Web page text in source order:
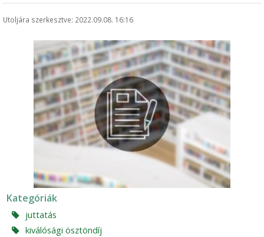
Utoljára szerkesztve: 2022.09.08. 16:16
Kategóriák
juttatás
kiválósági ösztöndíj